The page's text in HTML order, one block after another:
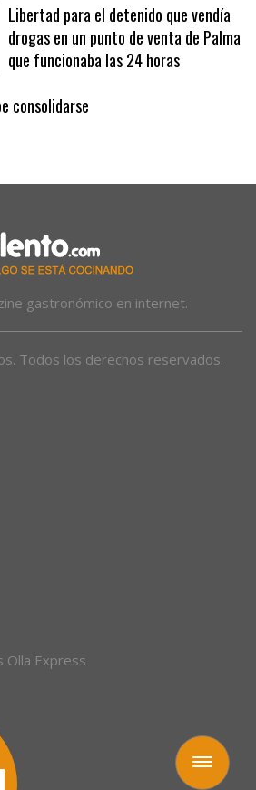
Toggle
navigation
Libertad para el detenido que vendía
drogas en un punto de venta de Palma
que funcionaba las 24 horas
consolidarse
gastronómico en internet.
Todos los derechos reservados.
Olla Express